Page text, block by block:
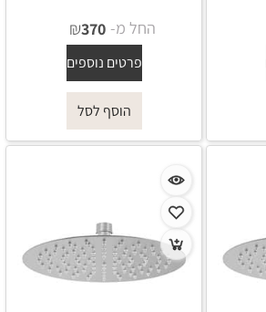
החל מ- ₪370
פרטים נוספים
הוסף לסל